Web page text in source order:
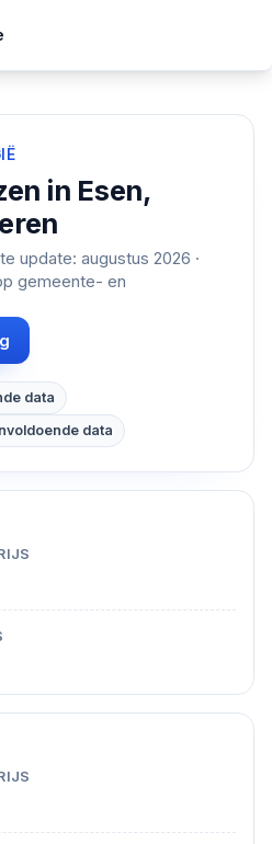
in Esen,
update: augustus 2026 ·
gemeente- en
data
data